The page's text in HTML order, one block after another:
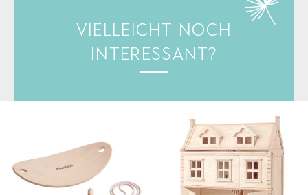
VIELLEICHT NOCH
INTERESSANT?